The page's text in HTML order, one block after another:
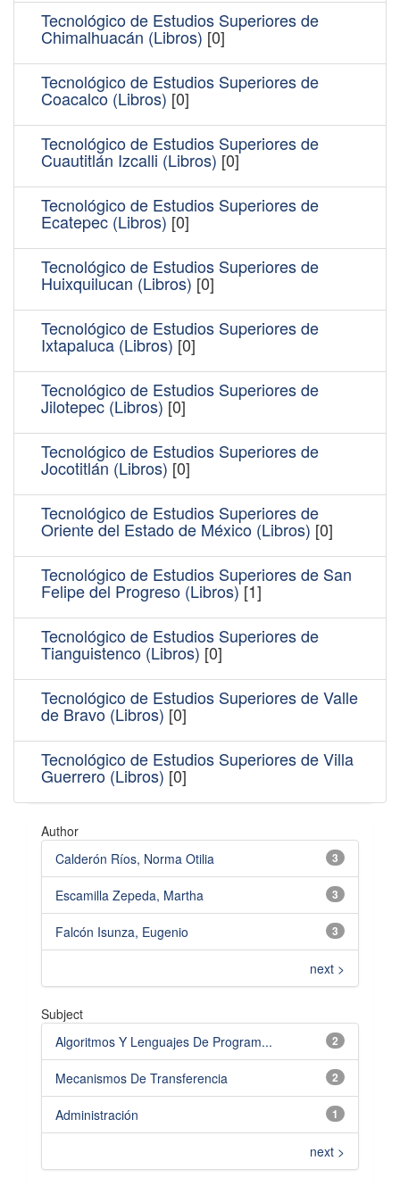
Tecnológico de Estudios Superiores de
Chimalhuacán (Libros) [0]
Tecnológico de Estudios Superiores de
Coacalco (Libros) [0]
Tecnológico de Estudios Superiores de
Cuautitlán Izcalli (Libros) [0]
Tecnológico de Estudios Superiores de
Ecatepec (Libros) [0]
Tecnológico de Estudios Superiores de
Huixquilucan (Libros) [0]
Tecnológico de Estudios Superiores de
Ixtapaluca (Libros) [0]
Tecnológico de Estudios Superiores de
Jilotepec (Libros) [0]
Tecnológico de Estudios Superiores de
Jocotitlán (Libros) [0]
Tecnológico de Estudios Superiores de
Oriente del Estado de México (Libros) [0]
Tecnológico de Estudios Superiores de San
Felipe del Progreso (Libros)[1]
Tecnológico de Estudios Superiores de
Tianguistenco (Libros) [0]
Tecnológico de Estudios Superiores de Valle
de Bravo (Libros) [0]
Tecnológico de Estudios Superiores de Villa
Guerrero (Libros) [0]
Author
3
Calderón Ríos, Norma Otilia
3
Escamilla Zepeda, Martha
3
Falcón Isunza, Eugenio
next >
Subject
2
Algoritmos Y Lenguajes De Program...
2
Mecanismos De Transferencia
1
Administración
next >